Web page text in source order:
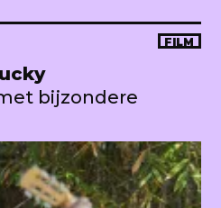
FILM
bijzondere